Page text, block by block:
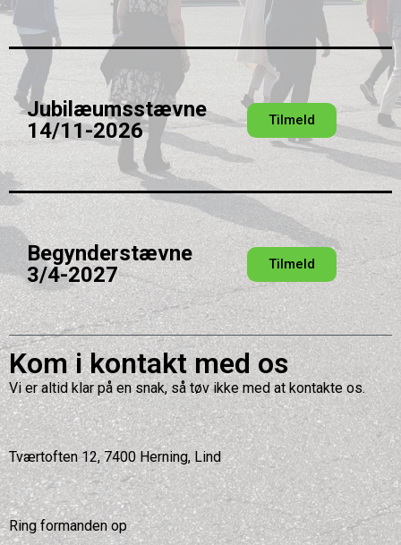
Jubilæumsstævne
14/11-2026
Tilmeld
Begynderstævne
3/4-2027
Tilmeld
Kom i kontakt med os
Vi er altid klar på en snak, så tøv ikke med at kontakte os.
Tværtoften 12, 7400 Herning, Lind
Ring formanden op